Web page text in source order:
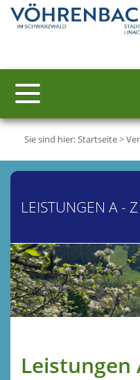
Sie sind hier:Startseite>
LEISTUNGEN A - Z
Leistungen